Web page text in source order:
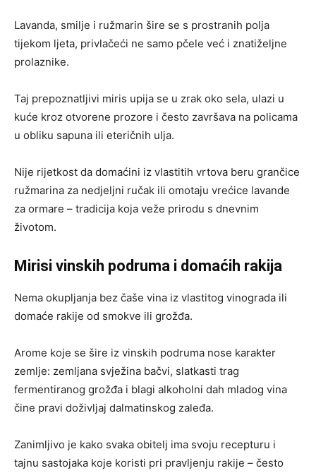
Lavanda, smilje i ružmarin šire se s prostranih polja
tijekom ljeta, privlačeći ne samo pčele već i znatiželjne
prolaznike.
Taj prepoznatljivi miris upija se u zrak oko sela, ulazi u
kuće kroz otvorene prozore i često završava na policama
u obliku sapuna ili eteričnih ulja.
Nije rijetkost da domaćini iz vlastitih vrtova beru grančice
ružmarina za nedjeljni ručak ili omotaju vrećice lavande
za ormare – tradicija koja veže prirodu s dnevnim
životom.
Mirisi vinskih podruma i domaćih rakija
Nema okupljanja bez čaše vina iz vlastitog vinograda ili
domaće rakije od smokve ili grožđa.
Arome koje se šire iz vinskih podruma nose karakter
zemlje: zemljana svježina bačvi, slatkasti trag
fermentiranog grožđa i blagi alkoholni dah mladog vina
čine pravi doživljaj dalmatinskog zaleđa.
Zanimljivo je kako svaka obitelj ima svoju recepturu i
tajnu sastojaka koje koristi pri pravljenju rakije – često